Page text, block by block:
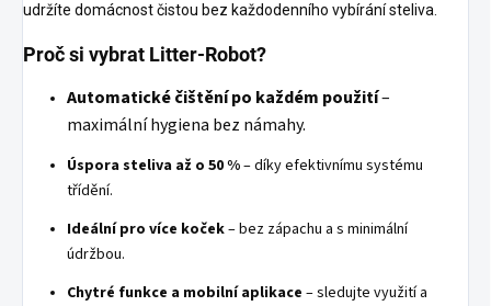
udržíte domácnost čistou bez každodenního vybírání steliva.
Proč si vybrat Litter-Robot?
Automatické čištění po každém použití–
maximální hygiena bez námahy.
Úspora steliva až o 50 %– díky efektivnímu systému
třídění.
Ideální pro více koček– bez zápachu a s minimální
údržbou.
Chytré funkce a mobilní aplikace – sledujte využití a